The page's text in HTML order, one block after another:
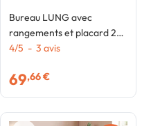
Bureau LUNG avec
rangements et placard 2
personnes blanc et bois
4/5 - 3 avis
69,66 €